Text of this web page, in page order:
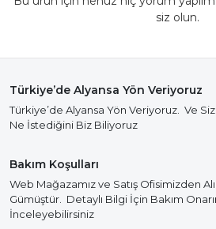
siz olun.
Türkiye’de Alyansa Yön Veriyoruz
Türkiye’de Alyansa Yön Veriyoruz. Ve
Ne İstediğini Biz Biliyoruz
Bakım Koşulları
Web Mağazamız ve Satış Ofisimizden
Gümüştür. Detaylı Bilgi İçin Bakım
İnceleyebilirsiniz